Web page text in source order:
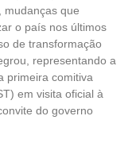
mudanças que
o país nos últimos
de transformação
representando a
primeira comitiva
em visita oficial à
do governo